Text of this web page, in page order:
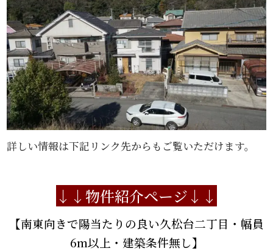
詳しい情報は下記リンク先からもご覧いただけます。
↓↓物件紹介ページ ↓↓
【南東向きで陽当たりの良い久松台二丁目・幅員
6m以上・建築条件無し】